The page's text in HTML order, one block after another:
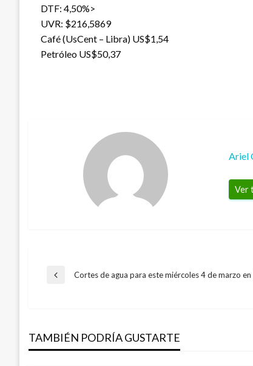
DTF: 4,50%>
UVR: $216,5869
Café (UsCent – Libra) US$1,54
Petróleo US$50,37
Ariel
Ver
Navegación
entradas
Entrada
Cortes de agua para este miércoles 4 de marzo
TAMBIÉN PODRÍA GUSTARTE